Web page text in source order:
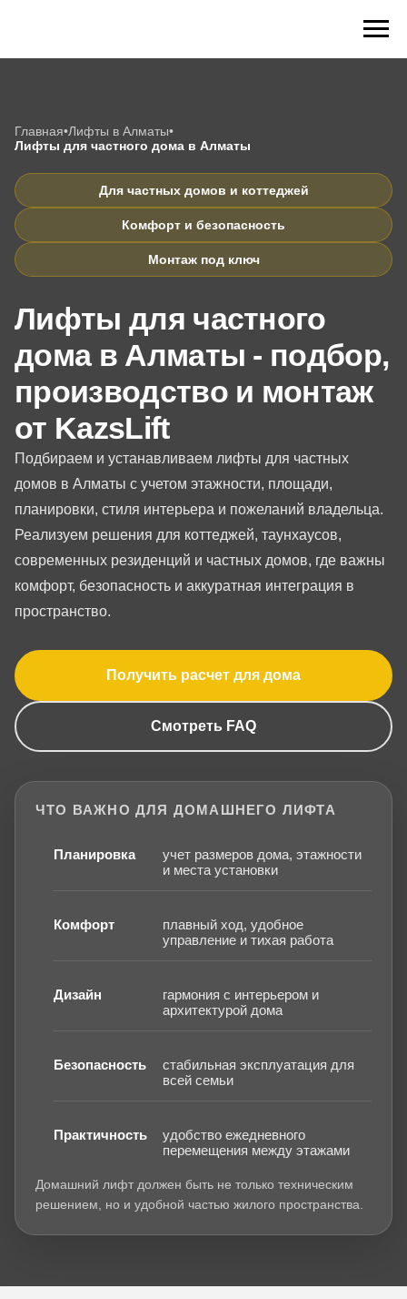
Главная•Лифты в Алматы•
Лифты для частного дома в Алматы
Для частных домов и коттеджей
Комфорт и безопасность
Монтаж под ключ
Лифты для частного
дома в Алматы - подбор,
производство и монтаж
от KazsLift
Подбираем и устанавливаем лифты для частных
домов в Алматы с учетом этажности, площади,
планировки, стиля интерьера и пожеланий владельца.
Реализуем решения для коттеджей, таунхаусов,
современных резиденций и частных домов, где важны
комфорт, безопасность и аккуратная интеграция в
пространство.
Получить расчет для дома
Смотреть FAQ
ЧТО ВАЖНО ДЛЯ ДОМАШНЕГО ЛИФТА
Планировка
учет размеров дома, этажности
и места установки
Комфорт
плавный ход, удобное
управление и тихая работа
Дизайн
гармония с интерьером и
архитектурой дома
Безопасность
стабильная эксплуатация для
всей семьи
Практичность
удобство ежедневного
перемещения между этажами
Домашний лифт должен быть не только техническим
решением, но и удобной частью жилого пространства.